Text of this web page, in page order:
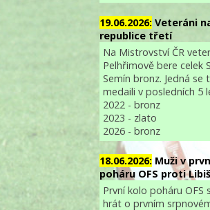
19.06.2026: Veteráni
republice třetí
Na Mistrovství ČR
Pelhřimově bere celek
Semín bronz. Jedná
medaili v posledních 5
2022 - bronz
2023 - zlato
2026 - bronz
18.06.2026: Muži v
poháru OFS proti
První kolo poháru OFS
hrát o prvním